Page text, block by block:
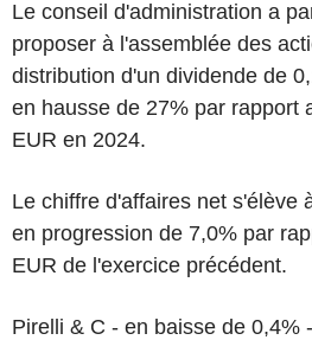
Le conseil d'administration a
proposer à l'assemblée des
distribution d'un dividende de
en hausse de 27% par rapport
EUR en 2024.
Le chiffre d'affaires net s'élève
en progression de 7,0% par
EUR de l'exercice précédent.
Pirelli & C - en baisse de 0,4%